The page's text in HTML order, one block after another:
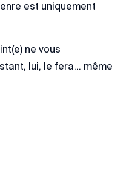
est uniquement
ne vous
lui, le fera… même